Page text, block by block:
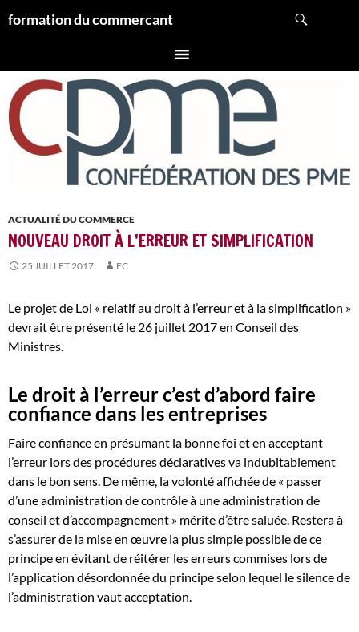
auformation du commercant
ACTUALITÉ DU COMMERCE
NOUVEAU DROIT À L’ERREUR ET SIMPLIFICATION
25 JUILLET 2017 FC
Le projet de Loi « relatif au droit à l’erreur et à la simplification »
devrait être présenté le 26 juillet 2017 en Conseil des
Ministres.
Le droit à l’erreur c’est d’abord faire
confiance dans les entreprises
Faire confiance en présumant la bonne foi et en acceptant
l’erreur lors des procédures déclaratives va indubitablement
dans le bon sens. De même, la volonté affichée de « passer
d’une administration de contrôle à une administration de
conseil et d’accompagnement » mérite d’être saluée. Restera à
s’assurer de la mise en œuvre la plus simple possible de ce
principe en évitant de réitérer les erreurs commises lors de
l’application désordonnée du principe selon lequel le silence de
l’administration vaut acceptation.